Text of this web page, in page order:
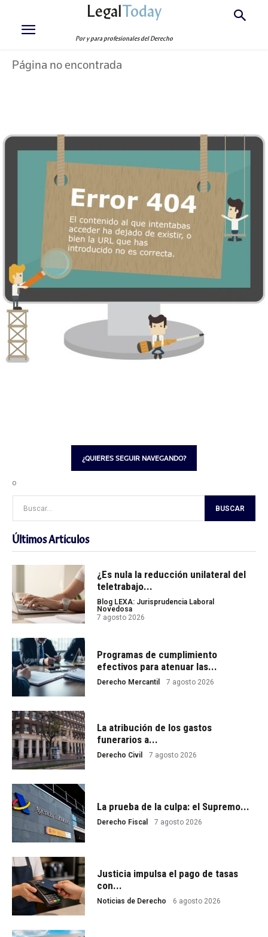
LegalToday
Por y para profesionales del Derecho
Página no encontrada
¿QUIERES SEGUIR NAVEGANDO?
o
Buscar... BUSCAR
Últimos Artículos
¿Es nula la reducción unilateral del
teletrabajo...
Blog LEXA: Jurisprudencia Laboral
Novedosa
7 agosto 2026
Programas de cumplimiento
efectivos para atenuar las...
Derecho Mercantil 7 agosto 2026
La atribución de los gastos
funerarios a...
Derecho Civil 7 agosto 2026
La prueba de la culpa: el Supremo...
Derecho Fiscal 7 agosto 2026
Justicia impulsa el pago de tasas
con...
Noticias de Derecho 6 agosto 2026